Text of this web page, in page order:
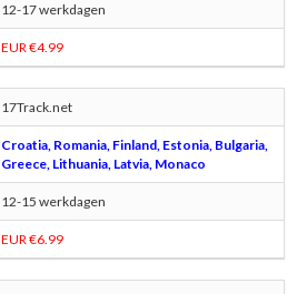
12-17 werkdagen
EUR €4.99
17Track.net
Croatia, Romania, Finland, Estonia, Bulgaria,
Greece, Lithuania, Latvia, Monaco
12-15 werkdagen
EUR €6.99